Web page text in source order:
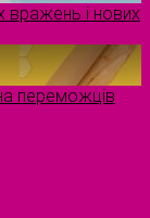
вражень і нових
переможців